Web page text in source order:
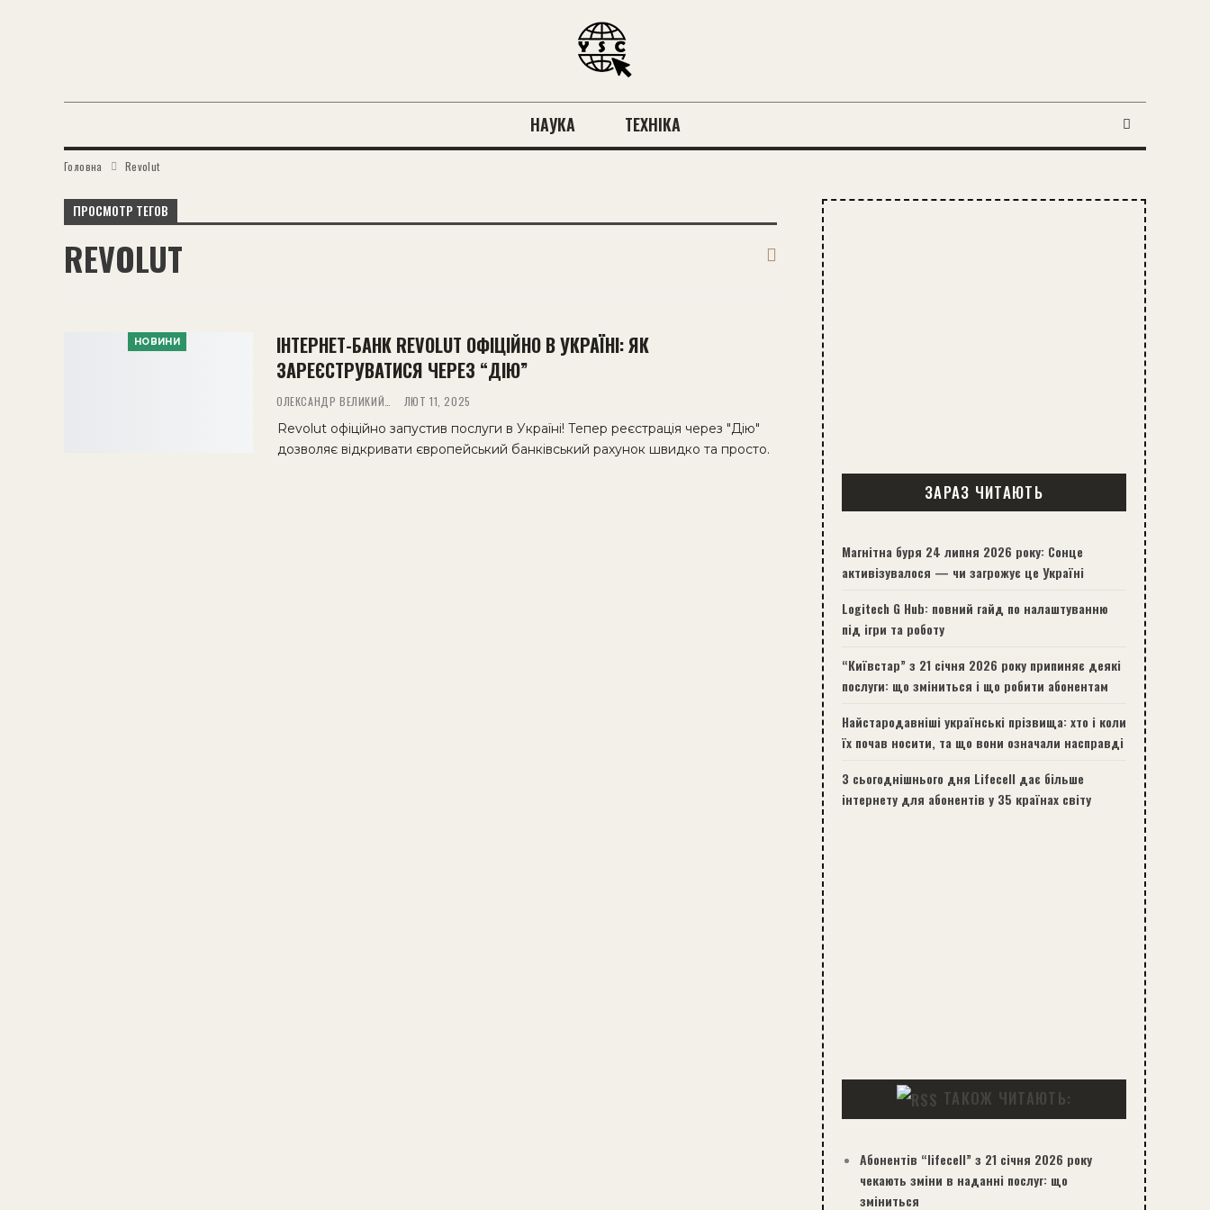
НАУКА ТЕХНІКА
Головна Revolut
ПРОСМОТР ТЕГОВ
REVOLUT
НОВИНИ
ІНТЕРНЕТ-БАНК REVOLUT ОФІЦІЙНО В УКРАЇНІ: ЯК
ЗАРЕЄСТРУВАТИСЯ ЧЕРЕЗ “ДІЮ”
ЛЮТ 11, 2025
Revolut офіційно запустив послуги в Україні! Тепер реєстрація через "Дію"
дозволяє відкривати європейський банківський рахунок швидко та просто.
ЗАРАЗ ЧИТАЮТЬ
Магнітна буря 24 липня 2026 року: Сонце
активізувалося — чи загрожує це Україні
Logitech G Hub: повний гайд по налаштуванню
під ігри та роботу
“Київстар” з 21 січня 2026 року припиняє деякі
послуги: що зміниться і що робити абонентам
Найстародавніші українські прізвища: хто і коли
їх почав носити, та що вони означали насправді
З сьогоднішнього дня Lifecell дає більше
інтернету для абонентів у 35 країнах світу
ТАКОЖ ЧИТАЮТЬ:
Абонентів “lifecell” з 21 січня 2026 року
чекають зміни в наданні послуг: що
зміниться